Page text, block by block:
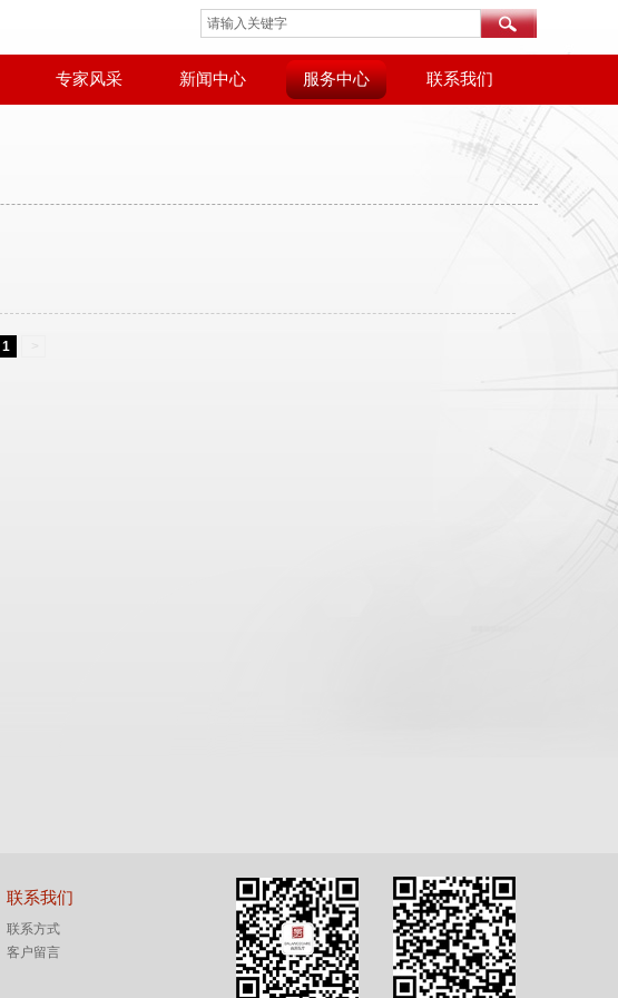
专家风采 新闻中心 服务中心 联系我们
1
联系我们
联系方式
客户留言